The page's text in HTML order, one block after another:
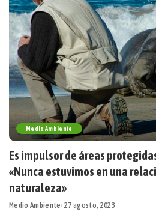
Medio Ambiente
Es impulsor de áreas
«Nunca estuvimos en una
naturaleza»
Medio Ambiente 27 agosto, 2023